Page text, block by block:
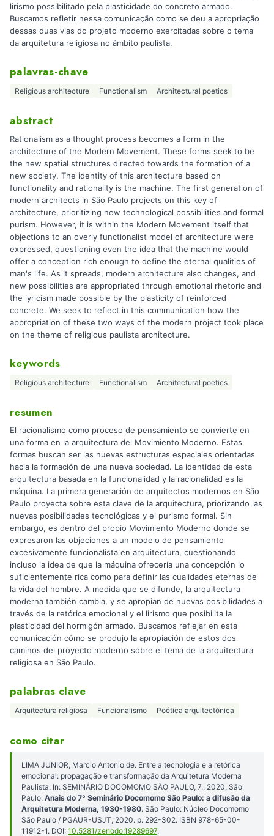
lirismo possibilitado pela plasticidade do concreto armado.
Buscamos refletir nessa comunicação como se deu a apropriação
dessas duas vias do projeto moderno exercitadas sobre o tema
da arquitetura religiosa no âmbito paulista.
palavras-chave
Religious architecture Functionalism Architectural poetics
abstract
Rationalism as a thought process becomes a form in the
architecture of the Modern Movement. These forms seek to be
the new spatial structures directed towards the formation of a
new society. The identity of this architecture based on
functionality and rationality is the machine. The first generation of
modern architects in São Paulo projects on this key of
architecture, prioritizing new technological possibilities and formal
purism. However, it is within the Modern Movement itself that
objections to an overly functionalist model of architecture were
expressed, questioning even the idea that the machine would
offer a conception rich enough to define the eternal qualities of
man's life. As it spreads, modern architecture also changes, and
new possibilities are appropriated through emotional rhetoric and
the lyricism made possible by the plasticity of reinforced
concrete. We seek to reflect in this communication how the
appropriation of these two ways of the modern project took place
on the theme of religious paulista architecture.
keywords
Religious architecture Functionalism Architectural poetics
resumen
El racionalismo como proceso de pensamiento se convierte en
una forma en la arquitectura del Movimiento Moderno. Estas
formas buscan ser las nuevas estructuras espaciales orientadas
hacia la formación de una nueva sociedad. La identidad de esta
arquitectura basada en la funcionalidad y la racionalidad es la
máquina. La primera generación de arquitectos modernos en São
Paulo proyecta sobre esta clave de la arquitectura, priorizando las
nuevas posibilidades tecnológicas y el purismo formal. Sin
embargo, es dentro del propio Movimiento Moderno donde se
expresaron las objeciones a un modelo de pensamiento
excesivamente funcionalista en arquitectura, cuestionando
incluso la idea de que la máquina ofrecería una concepción lo
suficientemente rica como para definir las cualidades eternas de
la vida del hombre. A medida que se difunde, la arquitectura
moderna también cambia, y se apropian de nuevas posibilidades a
través de la retórica emocional y el lirismo que posibilita la
plasticidad del hormigón armado. Buscamos reflejar en esta
comunicación cómo se produjo la apropiación de estos dos
caminos del proyecto moderno sobre el tema de la arquitectura
religiosa en São Paulo.
palabras clave
Arquitectura religiosa Funcionalismo Poética arquitectónica
como citar
LIMA JUNIOR, Marcio Antonio de. Entre a tecnologia e a retórica
emocional: propagação e transformação da Arquitetura Moderna
Paulista. In: SEMINÁRIO DOCOMOMO SÃO PAULO, 7., 2020, São
Paulo. Anais do 7º Seminário Docomomo São Paulo: a difusão da
Arquitetura Moderna, 1930-1980. São Paulo: Núcleo Docomomo
São Paulo / PGAUR-USJT, 2020. p. 292-302. ISBN 978-65-00-
11912-1. DOI: 10.5281/zenodo.19289697.